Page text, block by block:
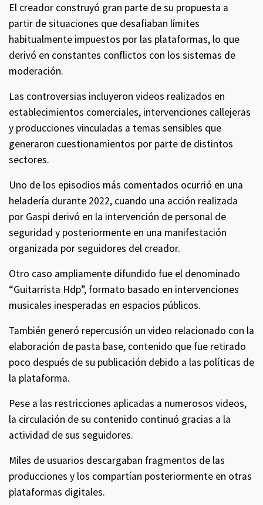
El creador construyó gran parte de su propuesta a
partir de situaciones que desafiaban límites
habitualmente impuestos por las plataformas, lo que
derivó en constantes conflictos con los sistemas de
moderación.
Las controversias incluyeron videos realizados en
establecimientos comerciales, intervenciones callejeras
y producciones vinculadas a temas sensibles que
generaron cuestionamientos por parte de distintos
sectores.
Uno de los episodios más comentados ocurrió en una
heladería durante 2022, cuando una acción realizada
por Gaspi derivó en la intervención de personal de
seguridad y posteriormente en una manifestación
organizada por seguidores del creador.
Otro caso ampliamente difundido fue el denominado
“Guitarrista Hdp”, formato basado en intervenciones
musicales inesperadas en espacios públicos.
También generó repercusión un video relacionado con la
elaboración de pasta base, contenido que fue retirado
poco después de su publicación debido a las políticas de
la plataforma.
Pese a las restricciones aplicadas a numerosos videos,
la circulación de su contenido continuó gracias a la
actividad de sus seguidores.
Miles de usuarios descargaban fragmentos de las
producciones y los compartían posteriormente en otras
plataformas digitales.